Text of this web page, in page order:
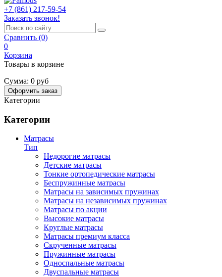
+7 (861) 217-59-54
Заказать звонок!
Сравнить (0)
0
Корзина
Товары в корзине
Сумма: 0 руб
Оформить заказ
Категории
Категории
Матрасы
Тип
Недорогие матрасы
Детские матрасы
Тонкие ортопедические матрасы
Беспружинные матрасы
Матрасы на зависимых пружинах
Матрасы на независимых пружинах
Матрасы по акции
Высокие матрасы
Круглые матрасы
Матрасы премиум класса
Скрученные матрасы
Пружинные матрасы
Односпальные матрасы
Двуспальные матрасы